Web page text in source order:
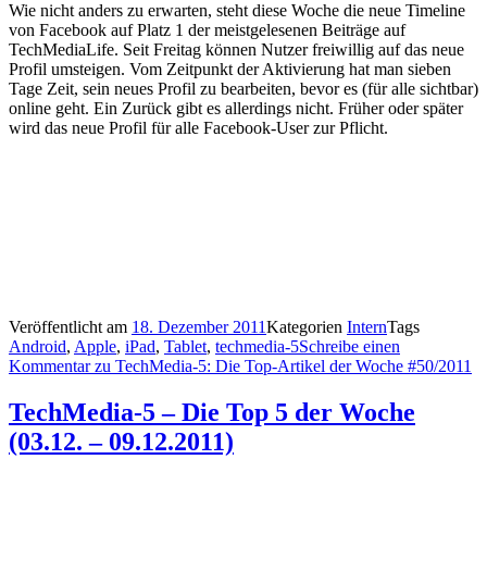
Wie nicht anders zu erwarten, steht diese Woche die neue Timeline
von Facebook auf Platz 1 der meistgelesenen Beiträge auf
TechMediaLife. Seit Freitag können Nutzer freiwillig auf das neue
Profil umsteigen. Vom Zeitpunkt der Aktivierung hat man sieben
Tage Zeit, sein neues Profil zu bearbeiten, bevor es (für alle sichtbar)
online geht. Ein Zurück gibt es allerdings nicht. Früher oder später
wird das neue Profil für alle Facebook-User zur Pflicht.
Veröffentlicht am 18. Dezember 2011Kategorien InternTags
Android, Apple, iPad, Tablet, techmedia-5Schreibe einen
Kommentarzu TechMedia-5: Die Top-Artikel der Woche #50/2011
TechMedia-5 – Die Top 5 der Woche
(03.12. – 09.12.2011)